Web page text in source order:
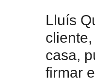
Lluís
casa,
firmar